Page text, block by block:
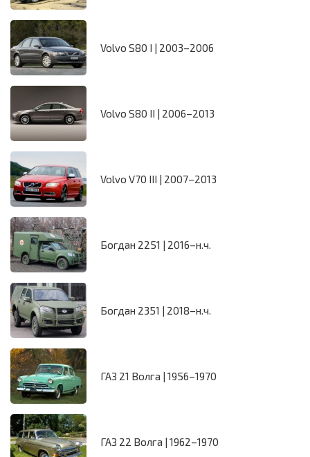
Volvo S80 I | 2003–2006
Volvo S80 II | 2006–2013
Volvo V70 III | 2007–2013
Богдан 2251 | 2016–н.ч.
Богдан 2351 | 2018–н.ч.
ГАЗ 21 Волга | 1956–1970
ГАЗ 22 Волга | 1962–1970